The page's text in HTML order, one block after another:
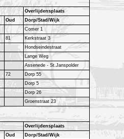
Overlijdensplaats
Oud
Dorp/Stad/Wijk
Comer 1
81
Kerkstraat 3
Hondseindestraat
Lange Weg
Assenede - St.Janspolder
72
Dorp 55
Dorp 5
Dorp 26
Groenstraat 23
Overlijdensplaats
Oud
Dorp/Stad/Wijk